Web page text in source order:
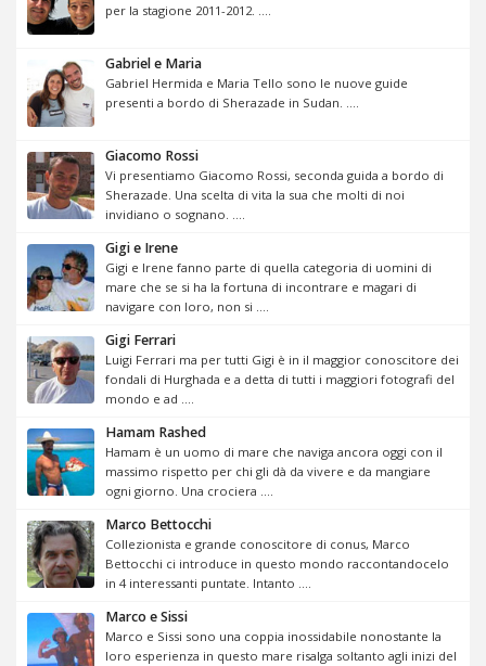
per la stagione 2011-2012. ....
Gabriel e Maria
Gabriel Hermida e Maria Tello sono le nuove guide
presenti a bordo di Sherazade in Sudan. ....
Giacomo Rossi
Vi presentiamo Giacomo Rossi, seconda guida a bordo di
Sherazade. Una scelta di vita la sua che molti di noi
invidiano o sognano. ....
Gigi e Irene
Gigi e Irene fanno parte di quella categoria di uomini di
mare che se si ha la fortuna di incontrare e magari di
navigare con loro, non si ....
Gigi Ferrari
Luigi Ferrari ma per tutti Gigi è in il maggior conoscitore dei
fondali di Hurghada e a detta di tutti i maggiori fotografi del
mondo e ad ....
Hamam Rashed
Hamam è un uomo di mare che naviga ancora oggi con il
massimo rispetto per chi gli dà da vivere e da mangiare
ogni giorno. Una crociera ....
Marco Bettocchi
Collezionista e grande conoscitore di conus, Marco
Bettocchi ci introduce in questo mondo raccontandocelo
in 4 interessanti puntate. Intanto ....
Marco e Sissi
Marco e Sissi sono una coppia inossidabile nonostante la
loro esperienza in questo mare risalga soltanto agli inizi del